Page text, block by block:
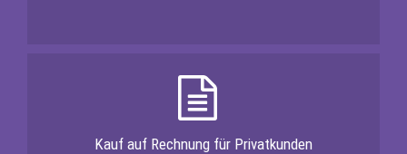
Kauf auf Rechnung für Privatkunden